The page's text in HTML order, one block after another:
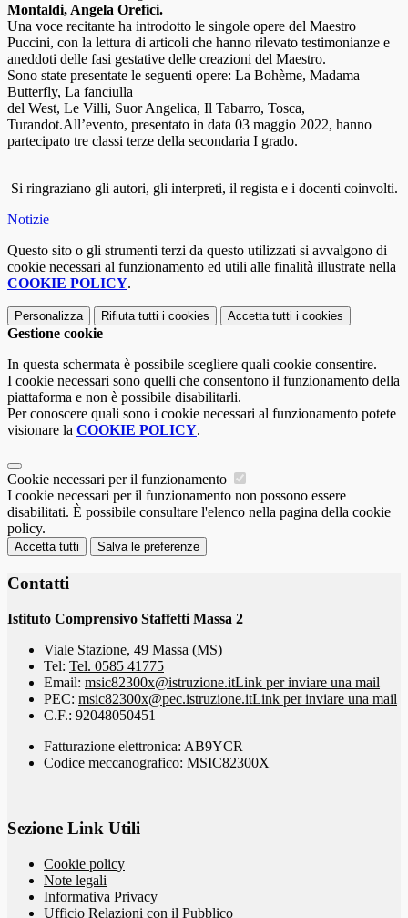
Montaldi, Angela Orefici.
Una voce recitante ha introdotto le singole opere del Maestro
Puccini, con la lettura di articoli che hanno rilevato testimonianze e
aneddoti delle fasi gestative delle creazioni del Maestro.
Sono state presentate le seguenti opere: La Bohème, Madama
Butterfly, La fanciulla
del West, Le Villi, Suor Angelica, Il Tabarro, Tosca,
Turandot.All’evento, presentato in data 03 maggio 2022, hanno
partecipato tre classi terze della secondaria I grado.
Si ringraziano gli autori, gli interpreti, il regista e i docenti coinvolti.
Notizie
Questo sito o gli strumenti terzi da questo utilizzati si avvalgono di
cookie necessari al funzionamento ed utili alle finalità illustrate nella
COOKIE POLICY.
Personalizza Rifiuta tutti i cookies Accetta tutti i cookies
Gestione cookie
In questa schermata è possibile scegliere quali cookie consentire.
I cookie necessari sono quelli che consentono il funzionamento della
piattaforma e non è possibile disabilitarli.
Per conoscere quali sono i cookie necessari al funzionamento potete
visionare la COOKIE POLICY.
Cookie necessari per il funzionamento
I cookie necessari per il funzionamento non possono essere
disabilitati. È possibile consultare l'elenco nella pagina della cookie
policy.
Accetta tutti Salva le preferenze
Contatti
Istituto Comprensivo Staffetti Massa 2
Viale Stazione, 49 Massa (MS)
Tel: Tel. 0585 41775
Email: msic82300x@istruzione.itLink per inviare una mail
PEC: msic82300x@pec.istruzione.itLink per inviare una mail
C.F.: 92048050451
Fatturazione elettronica: AB9YCR
Codice meccanografico: MSIC82300X
Sezione Link Utili
Cookie policy
Note legali
Informativa Privacy
Ufficio Relazioni con il Pubblico